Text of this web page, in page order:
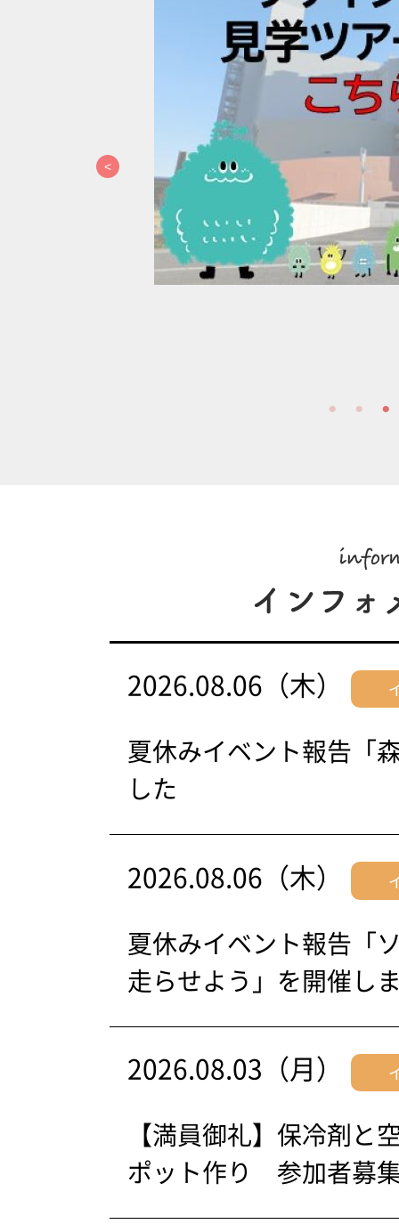
2026.08.06（木）
夏休みイベント報告「
した
2026.08.06（木）
夏休みイベント報告「
走らせよう」を開催し
2026.08.03（月）
【満員御礼】保冷剤と
ポット作り 参加者募